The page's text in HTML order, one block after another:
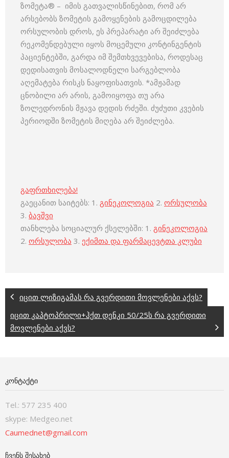
ზომეტა® – იმის გათვალისწინებით, რომ არ
არსებობს ზომეტის გამოყენების გამოცდილება
ორსულობის დროს, ეს პრეპარატი არ შეიძლება
რეკომენდებული იყოს მოცემული კონტინგენტის
პაციენტებში, გარდა იმ შემთხვევებისა, როდესაც
დედისათვის მოსალოდნელი სარგებლობა
აღემატება რისკს ნაყოფისათვის. *ამჟამად
ცნობილი არ არის, გამოიყოფა თუ არა
ზოლედრონის მჟავა დედის რძეში. ძუძუთი კვების
პერიოდში ზომეტის მიღება არ შეიძლება.
გაფრთხილება!
გაეცანით საიტებს: 1. გინეკოლოგია 2. ორსულობა
3. ბავშვი
თანხლება სოციალურ ქსელებში: 1. გინეკოლოგია
2. ორსულობა 3. ექიმთა და ფარმაცევტთა კლუბი
იცით ლიზიგამას რა გვერდითი მოვლენები აქვს?
იცით კაპტოპრილი+ჰქთ დენკი 50/25ს რა გვერდითი
მოვლენები აქვს?
ᲙᲝᲜᲢᲐᲥᲢᲘ
Tel.: 577 235 400
skype: Medgeo.net
Caumednet@gmail.com
ᲩᲕᲔᲜᲡ ᲨᲔᲡᲐᲮᲔᲑ